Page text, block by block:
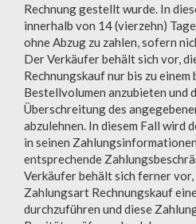
Rechnung gestellt wurde. In
innerhalb von 14 (vierzehn)
ohne Abzug zu zahlen, sofern
Der Verkäufer behält sich vor,
Rechnungskauf nur bis zu einem
Bestellvolumen anzubieten und
Überschreitung des
abzulehnen. In diesem Fall wird
in seinen
entsprechende
Verkäufer behält sich ferner vor,
Zahlungsart Rechnungskauf
durchzuführen und diese